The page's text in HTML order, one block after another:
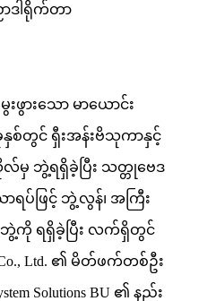
ဒါရိုက်တာ
ဖွားသော မာယောင်း
စ်တွင် ရှီးအန်းဗိသုကာနှင့်
မှ ဘွဲ့ရရှိခဲ့ပြီး သတ္တုဗေဒ
ရပ်ဖြင့် ဘွဲ့လွန်၊ အကြီး
ဘွဲ့ကို ရရှိခဲ့ပြီး လက်ရှိတွင်
Co., Ltd. ၏ မိတ်ဖက်တစ်ဦး
Solutions BU ၏ နည်း